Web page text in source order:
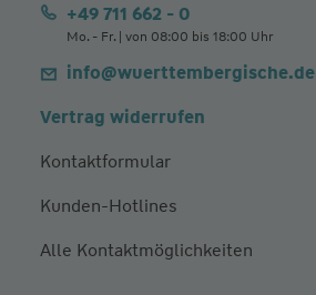
+49 711 662 - 0
Mo. - Fr. | von 08:00 bis 18:00 Uhr
info@wuerttembergische.de
Vertrag widerrufen
Kontaktformular
Kunden-Hotlines
Alle Kontaktmöglichkeiten